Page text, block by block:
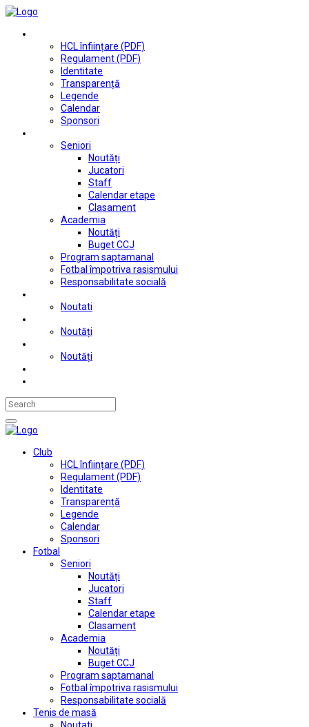
HCL înființare (PDF)
Regulament (PDF)
Identitate
Transparență
Legende
Calendar
Sponsori
Seniori
Noutăți
Jucatori
Staff
Calendar etape
Clasament
Academia
Noutăți
Buget CCJ
Program saptamanal
Fotbal împotriva rasismului
Responsabilitate socială
Noutati
Noutăți
Noutăți
Club
HCL înființare (PDF)
Regulament (PDF)
Identitate
Transparență
Legende
Calendar
Sponsori
Fotbal
Seniori
Noutăți
Jucatori
Staff
Calendar etape
Clasament
Academia
Noutăți
Buget CCJ
Program saptamanal
Fotbal împotriva rasismului
Responsabilitate socială
Tenis de masă